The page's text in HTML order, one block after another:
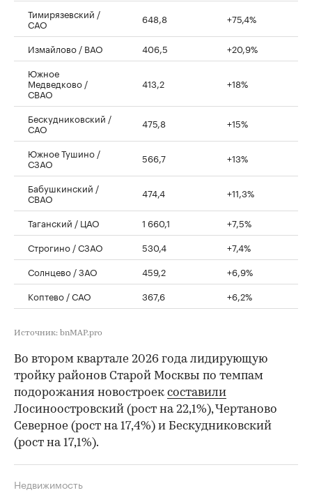
Тимирязевский /
САО 648,8 +75,4%
Измайлово / ВАО 406,5
+20,9%
Южное
Медведково /
СВАО
413,2 +18%
Бескудниковский /
САО 475,8 +15%
Южное Тушино /
СЗАО 566,7 +13%
Бабушкинский /
СВАО 474,4 +11,3%
Таганский / ЦАО 1 660,1
+7,5%
Строгино / СЗАО
530,4
+7,4%
Солнцево / ЗАО
459,2
+6,9%
Коптево / САО
367,6 +6,2%
Источник: bnMAP.pro
Во втором квартале 2026 года лидирующую
тройку районов Старой Москвы по темпам
подорожания новостроек составили
Лосиноостровский (рост на 22,1%), Чертаново
Северное (рост на 17,4%) и Бескудниковский
(рост на 17,1%).
Недвижимость